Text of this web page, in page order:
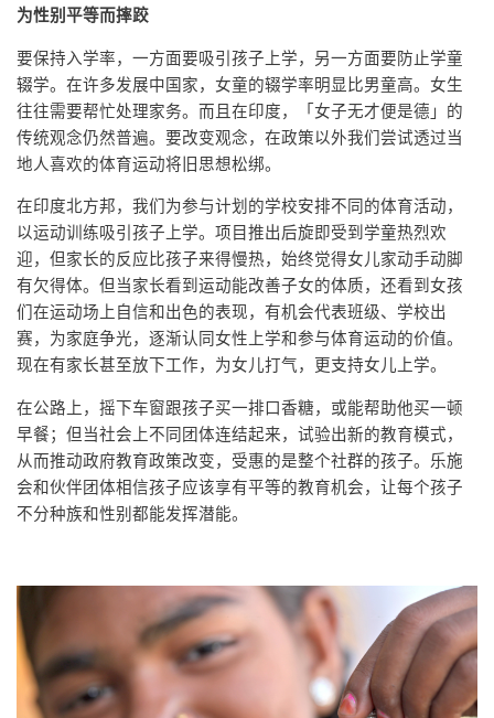
为性别平等而摔跤
要保持入学率，一方面要吸引孩子上学，另一方面要防止学童
辍学。在许多发展中国家，女童的辍学率明显比男童高。女生
往往需要帮忙处理家务。而且在印度，「女子无才便是德」的
传统观念仍然普遍。要改变观念，在政策以外我们尝试透过当
地人喜欢的体育运动将旧思想松绑。
在印度北方邦，我们为参与计划的学校安排不同的体育活动，
以运动训练吸引孩子上学。项目推出后旋即受到学童热烈欢
迎，但家长的反应比孩子来得慢热，始终觉得女儿家动手动脚
有欠得体。但当家长看到运动能改善子女的体质，还看到女孩
们在运动场上自信和出色的表现，有机会代表班级、学校出
赛，为家庭争光，逐渐认同女性上学和参与体育运动的价值。
现在有家长甚至放下工作，为女儿打气，更支持女儿上学。
在公路上，摇下车窗跟孩子买一排口香糖，或能帮助他买一顿
早餐；但当社会上不同团体连结起来，试验出新的教育模式，
从而推动政府教育政策改变，受惠的是整个社群的孩子。乐施
会和伙伴团体相信孩子应该享有平等的教育机会，让每个孩子
不分种族和性别都能发挥潜能。